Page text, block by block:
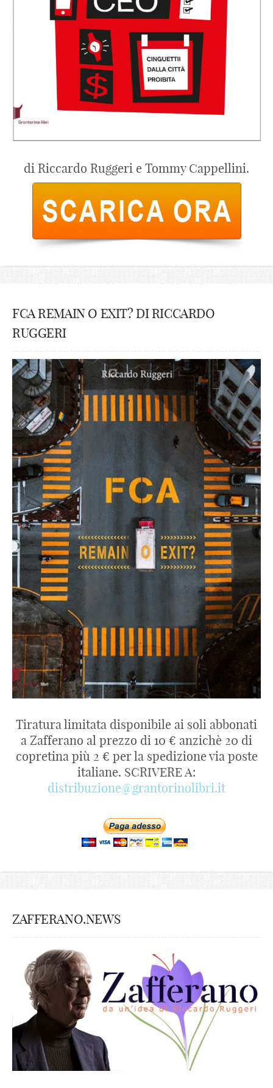
di Riccardo Ruggeri e Tommy Cappellini.
FCA REMAIN O EXIT? DI RICCARDO
RUGGERI
Tiratura limitata disponibile ai soli abbonati
a Zafferano al prezzo di 10 € anzichè 20 di
copretina più 2 € per la spedizione via poste
italiane. SCRIVERE A:
distribuzione@grantorinolibri.it
ZAFFERANO.NEWS